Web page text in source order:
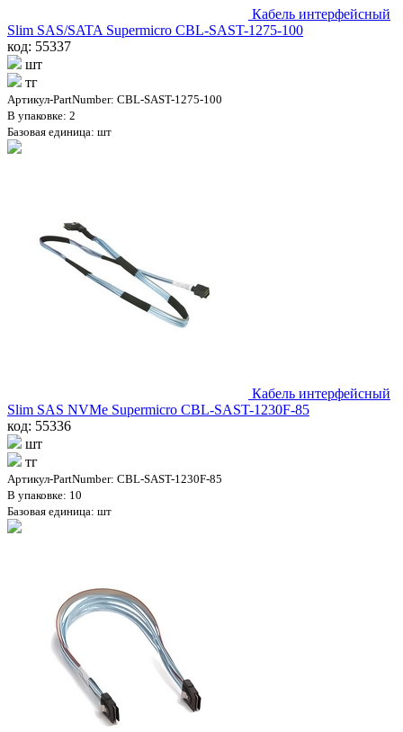
Кабель интерфейсный
Slim SAS/SATA Supermicro CBL-SAST-1275-100
код: 55337
шт
тг
Артикул-PartNumber: CBL-SAST-1275-100
В упаковке: 2
Базовая единица: шт
Кабель интерфейсный
Slim SAS NVMe Supermicro CBL-SAST-1230F-85
код: 55336
шт
тг
Артикул-PartNumber: CBL-SAST-1230F-85
В упаковке: 10
Базовая единица: шт